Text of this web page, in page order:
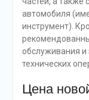
автомобиля
инструмент).
обслуживания и
технических
Цена